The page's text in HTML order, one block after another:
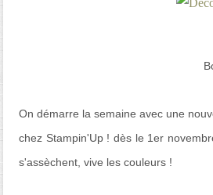
On démarre la semaine avec une
chez Stampin'Up ! dès le 1er
s'assèchent, vive les couleurs !